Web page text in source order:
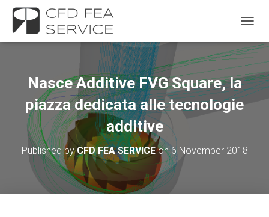
Nasce Additive FVG Square, la
piazza dedicata alle tecnologie
additive
Published byCFD FEA SERVICEon6 November 2018